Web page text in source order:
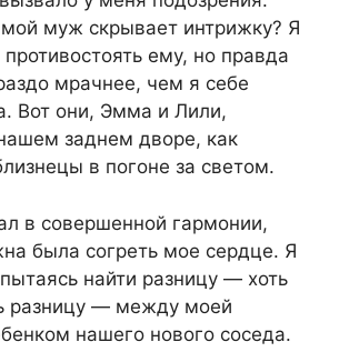
муж скрывает интрижку? Я
ему, но правда
мрачнее, чем я себе
Вот они, Эмма и Лили,
заднем дворе, как
в погоне за светом.
в совершенной гармонии,
была согреть мое сердце. Я
найти разницу — хоть
разницу — между моей
нашего нового соседа.